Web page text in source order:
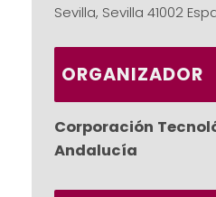
Sevilla, Sevilla 41002
ORGANIZADOR
Corporación
Andalucía